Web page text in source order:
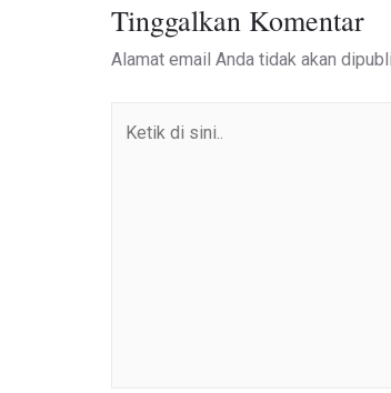
Tinggalkan Komentar
Alamat email Anda tidak akan